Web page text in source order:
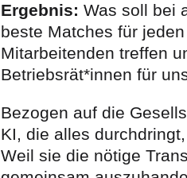
Ergebnis: Was soll bei
beste Matches für
Mitarbeitenden treffen
Betriebsrät*innen für
Bezogen auf die
KI, die alles
Weil sie die nötige